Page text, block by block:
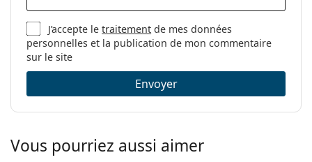
Marque:
Ray-Ban
Code:
0RX7046 8140 51
J’accepte letraitement de mes données
personnelles et la publication de mon commentaire
sur le site
Envoyer
Vous pourriez aussi aimer